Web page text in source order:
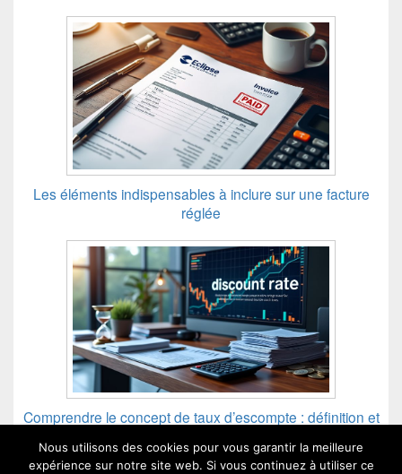
Les éléments indispensables à inclure sur une facture
réglée
Comprendre le concept de taux d’escompte : définition et
Nous utilisons des cookies pour vous garantir la meilleure
expérience sur notre site web. Si vous continuez à utiliser ce